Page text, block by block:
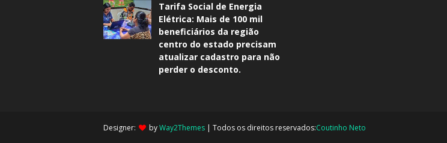
Tarifa Social de Energia
Elétrica: Mais de 100 mil
beneficiários da região
centro do estado precisam
atualizar cadastro para não
perder o desconto.
Designer: byWay2Themes | Todos os direitos reservados:Coutinho Neto